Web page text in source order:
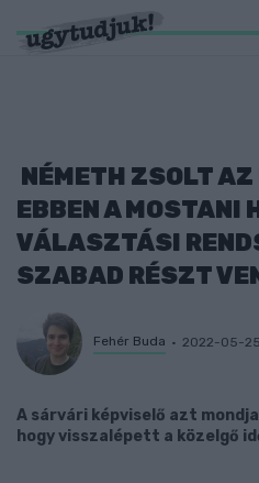
NÉMETH ZSOLT
EBBEN A MOSTANI
VÁLASZTÁSI
SZABAD RÉSZT
Fehér Buda 2022-05-
A sárvári képviselő azt
hogy visszalépett a közelgő